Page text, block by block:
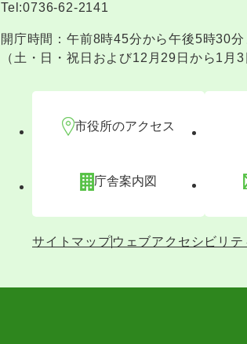
Tel:0736-62-2141
開庁時間：午前8時45分から午後5時30分
（土・日・祝日および12月29日から1月3
市役所のアクセス
庁舎案内図
サイトマップウェブアクセシビリテ